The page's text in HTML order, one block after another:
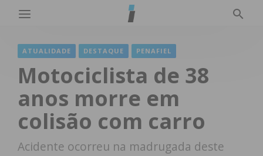
ATUALIDADE DESTAQUE PENAFIEL
Motociclista de 38
anos morre em
colisão com carro
Acidente ocorreu na madrugada deste